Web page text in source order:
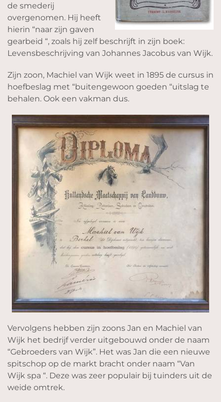
de smederij
overgenomen. Hij heeft
hierin “naar zijn gaven
gearbeid “, zoals hij zelf beschrijft in zijn boek:
Levensbeschrijving van Johannes Jacobus van Wijk.
Zijn zoon, Machiel van Wijk weet in 1895 de cursus in
hoefbeslag met “buitengewoon goeden “uitslag te
behalen. Ook een vakman dus.
Vervolgens hebben zijn zoons Jan en Machiel van
Wijk het bedrijf verder uitgebouwd onder de naam
“Gebroeders van Wijk”. Het was Jan die een nieuwe
spitschop op de markt bracht onder naam “Van
Wijk spa “. Deze was zeer populair bij tuinders uit de
weide omtrek.